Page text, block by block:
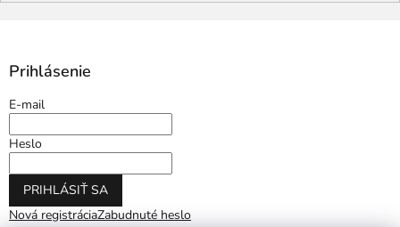
Prihlásenie
E-mail
Heslo
PRIHLÁSIŤ SA
Nová registráciaZabudnuté heslo